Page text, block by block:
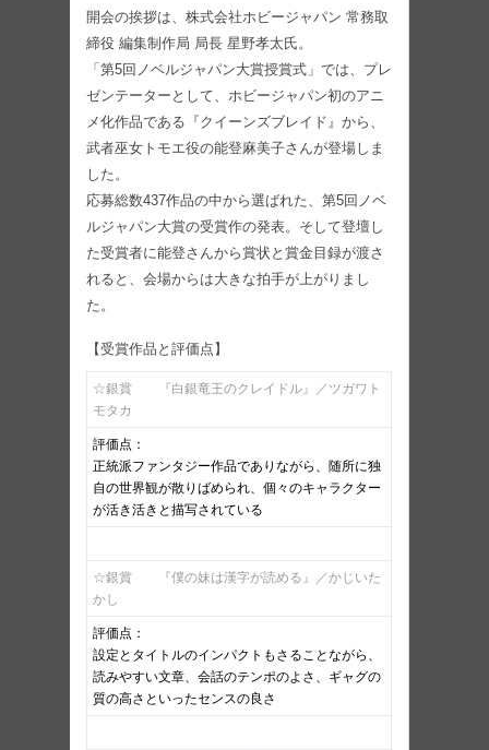
開会の挨拶は、株式会社ホビージャパン 常務取
締役 編集制作局 局長 星野孝太氏。
「第5回ノベルジャパン大賞授賞式」では、プレ
ゼンテーターとして、ホビージャパン初のアニ
メ化作品である『クイーンズブレイド』から、
武者巫女トモエ役の能登麻美子さんが登場しま
した。
応募総数437作品の中から選ばれた、第5回ノベ
ルジャパン大賞の受賞作の発表。そして登壇し
た受賞者に能登さんから賞状と賞金目録が渡さ
れると、会場からは大きな拍手が上がりまし
た。
【受賞作品と評価点】
☆銀賞 『白銀竜王のクレイドル』／ツガワト
モタカ
評価点：
正統派ファンタジー作品でありながら、随所に独
自の世界観が散りばめられ、個々のキャラクター
が活き活きと描写されている
☆銀賞 『僕の妹は漢字が読める』／かじいた
かし
評価点：
設定とタイトルのインパクトもさることながら、
読みやすい文章、会話のテンポのよさ、ギャグの
質の高さといったセンスの良さ